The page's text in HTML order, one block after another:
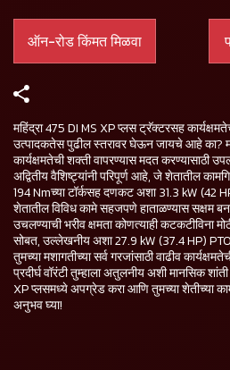
ऑन-रोड किंमत मिळवा
महिंद्रा 475 DI MS XP प्लस ट्रॅक्टरसह
उत्पादकतेस पुढील स्तरावर घेऊन जायचे आहे का?
कार्यक्षमतेची शक्ती वापरण्यास मदत करण्यासाठी
अद्वितीय वैशिष्ट्यांनी परिपूर्ण आहे, जे शेतातील
194 Nmच्या टॉर्कसह दणकट अशा 31.3 kW (42
शेतातील विविध कामे सहजपणे हाताळण्यास सक्षम
उचलण्याची भरीव क्षमता कोणत्याही कटकटीविना
सोबत, उल्लेखनीय अशा 27.9 kW (37.4 HP)
तुमच्या मशागतीच्या सर्व गरजांसाठी वाढीव
प्रदीर्घ वॉरंटी तुम्हाला अतुलनीय अशी मानसिक
XP प्लसमध्ये अपग्रेड करा आणि तुमच्या शेतीच्या
अनुभव घ्या!